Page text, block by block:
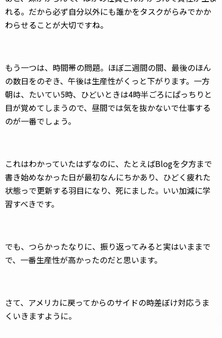
れる。だから必ず自分以外にも誰かをタスクがらみでかか
わらせることが大切ですね。
もう一つは、時間帯の問題。ほぼ二週間の間、最後のほん
の数日をのぞき、午後は生産性がくっと下がります。一方
朝は、たいてい5時、ひどいときは4時半ごろにぱっちりと
目が覚めてしまうので、昼間では気を抜かないで仕事する
のが一番でしょう。
これはわかっていたはずなのに、たとえばBlogを夕方まで
書き始めなかった日が最初なんにちかあり、ひどく疲れた
状態っで更新する羽目になり、死にました。いい加減に学
習すべきです。
でも、つらかったなりに、振り返ってみると実はいままで
で、一番生産性が高かったのだと思います。
さて、アメリカに戻ってからのサイドの時差ぼけ対応うま
くいきますように。